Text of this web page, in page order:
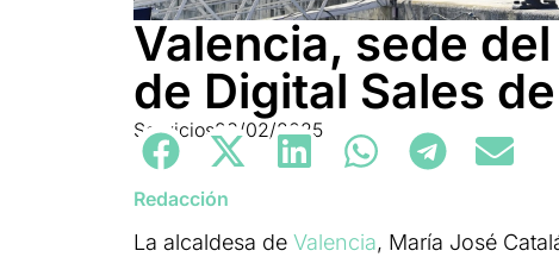
Valencia, sede
de Digital Sales
Servicios28/02/2025
Redacción
La alcaldesa de Valencia, María José